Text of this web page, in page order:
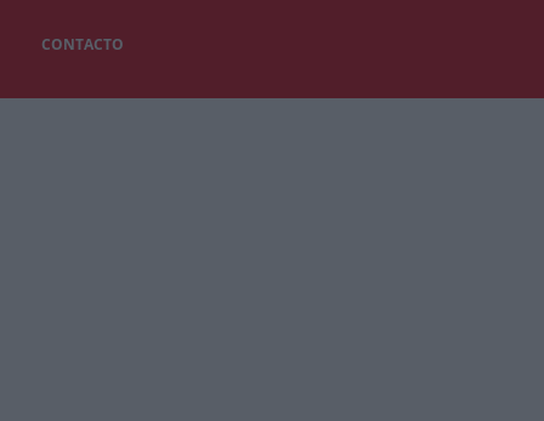
CONTACTO